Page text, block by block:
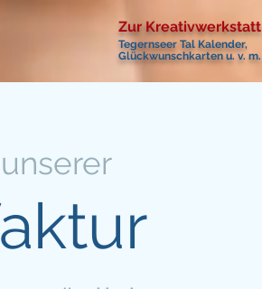
Zur Kreativwerkstatt
Tegernseer Tal Kalender,
Glückwunschkarten u. v. m.